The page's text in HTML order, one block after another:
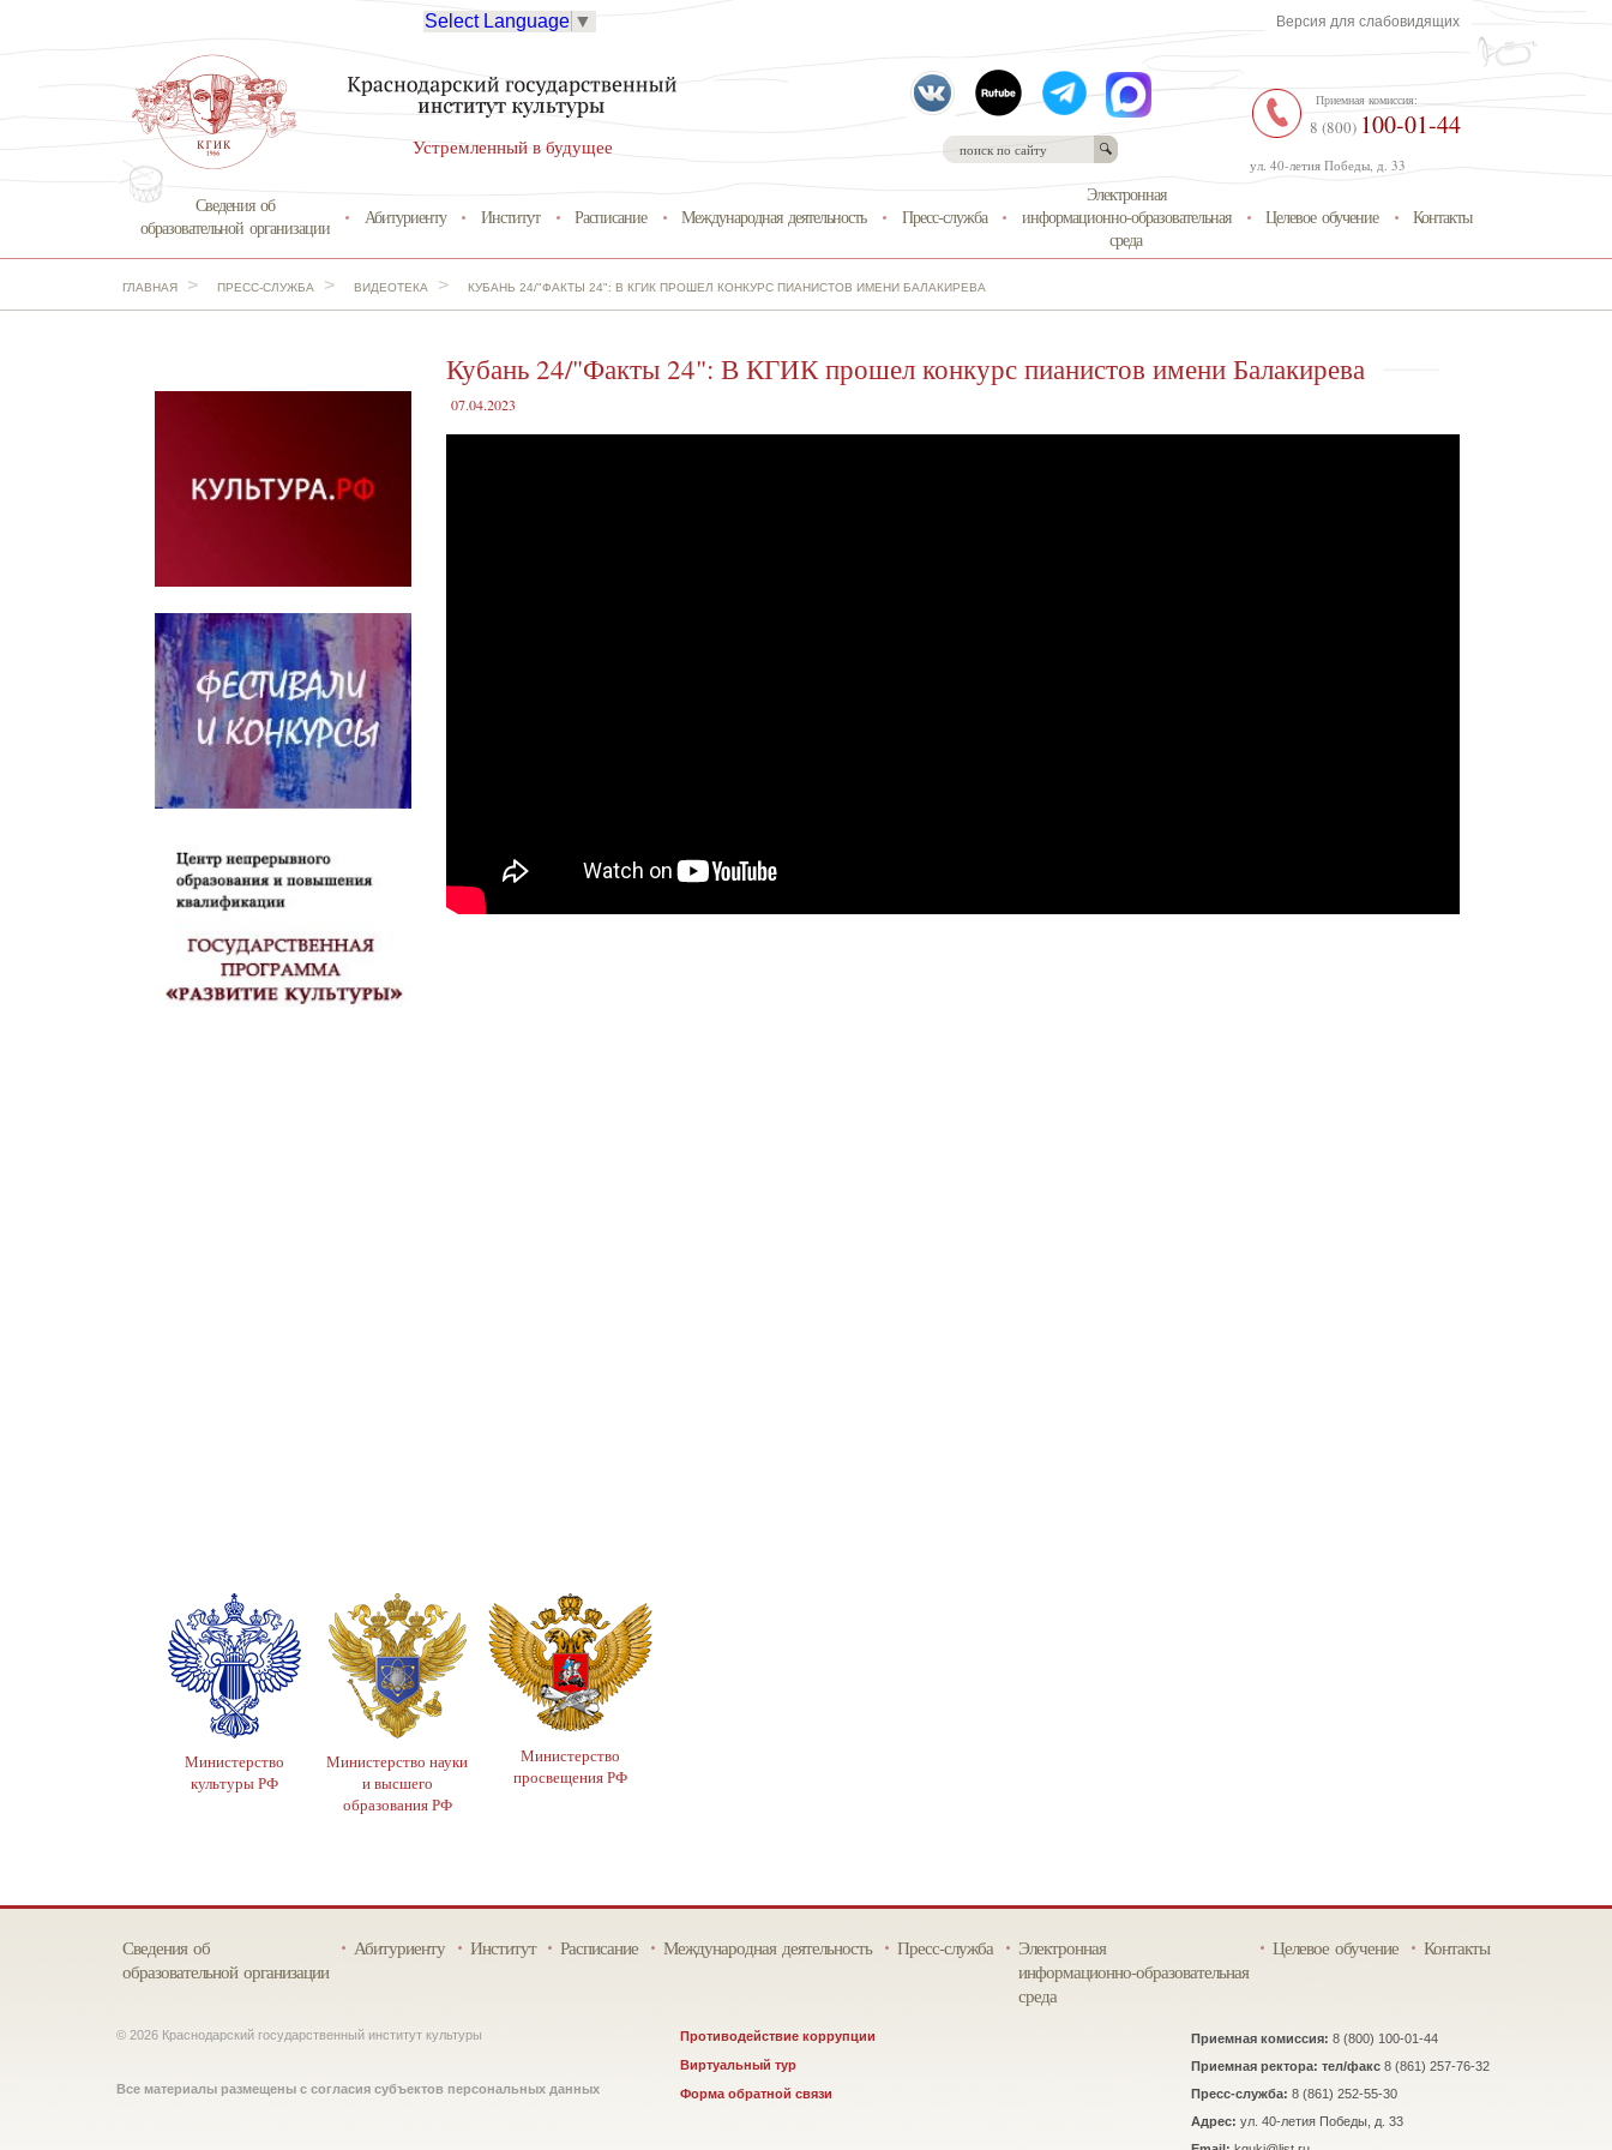
Устремленный в будущее
Select Language ▼ Версия для слабовидящих
ул. 40-летия Победы, д. 33
Приемная комиссия:
8 (800) 100-01-44
Сведения об
образовательной организации
Абитуриенту Институт Расписание Международная деятельность Пресс-служба
Электронная
информационно-образовательная
среда
Целевое обучение Контакты
ГЛАВНАЯ > ПРЕСС-СЛУЖБА > ВИДЕОТЕКА > КУБАНЬ 24/"ФАКТЫ 24": В КГИК ПРОШЕЛ КОНКУРС ПИАНИСТОВ ИМЕНИ БАЛАКИРЕВА
Кубань 24/"Факты 24": В КГИК прошел конкурс пианистов имени Балакирева
07.04.2023
Министерство
культуры РФ
Министерство науки
и высшего
образования РФ
Министерство
просвещения РФ
Сведения об
образовательной организации
Абитуриенту Институт Расписание Международная деятельность Пресс-служба
Электронная
информационно-образовательная
среда
Целевое обучение Контакты
© 2026 Краснодарский государственный институт культуры
Все материалы размещены с согласия субъектов персональных данных
Противодействие коррупции
Виртуальный тур
Форма обратной связи
Приемная комиссия: 8 (800) 100-01-44
Приемная ректора: тел/факс 8 (861) 257-76-32
Пресс-служба: 8 (861) 252-55-30
Адрес: ул. 40-летия Победы, д. 33